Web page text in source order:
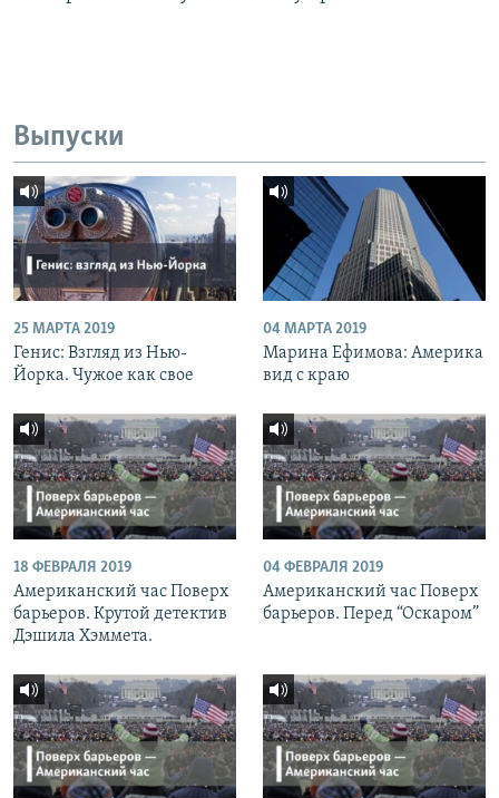
Выпуски
25 МАРТА 2019
Генис: Взгляд из Нью-
Йорка. Чужое как свое
04 МАРТА 2019
Марина Ефимова: Америка
вид с краю
18 ФЕВРАЛЯ 2019
Американский час Поверх
барьеров. Крутой детектив
Дэшила Хэммета.
04 ФЕВРАЛЯ 2019
Американский час Поверх
барьеров. Перед “Оскаром”